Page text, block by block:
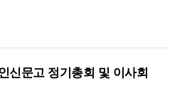
신문고 정기총회 및 이사회